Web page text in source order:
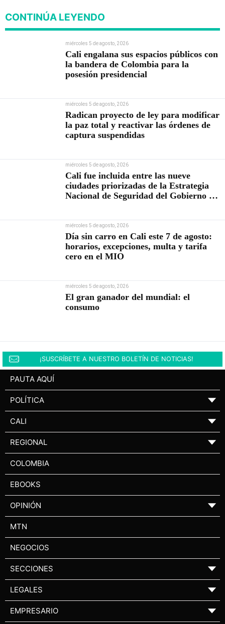
CONTINÚA LEYENDO
miércoles 5 de agosto, 2026
Cali engalana sus espacios públicos con
la bandera de Colombia para la
posesión presidencial
miércoles 5 de agosto, 2026
Radican proyecto de ley para modificar
la paz total y reactivar las órdenes de
captura suspendidas
miércoles 5 de agosto, 2026
Cali fue incluida entre las nueve
ciudades priorizadas de la Estrategia
Nacional de Seguridad del Gobierno de
miércoles 5 de agosto, 2026
Día sin carro en Cali este 7 de agosto:
horarios, excepciones, multa y tarifa
cero en el MIO
miércoles 5 de agosto, 2026
El gran ganador del mundial: el
consumo
¡SUSCRÍBETE A NUESTRO BOLETÍN DE NOTICIAS!
PAUTA AQUÍ
POLÍTICA ▼
CALI ▼
REGIONAL ▼
COLOMBIA
EBOOKS
OPINIÓN ▼
MTN
NEGOCIOS
SECCIONES ▼
LEGALES ▼
EMPRESARIO ▼